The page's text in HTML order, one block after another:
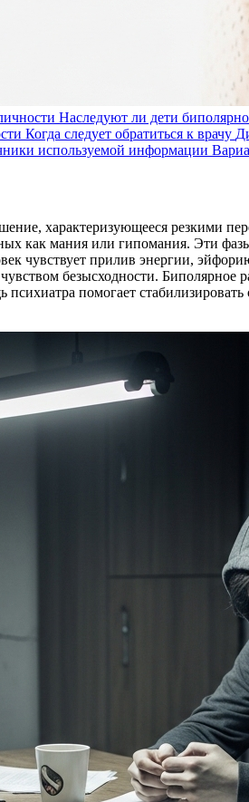
Наследуют ли дети
Когда следует обратиться к врачу
используемой информации
характеризующееся резкими
как мания или гипомания. Эти
чувствует прилив энергии,
безысходности. Биполярное
помогает стабилизировать